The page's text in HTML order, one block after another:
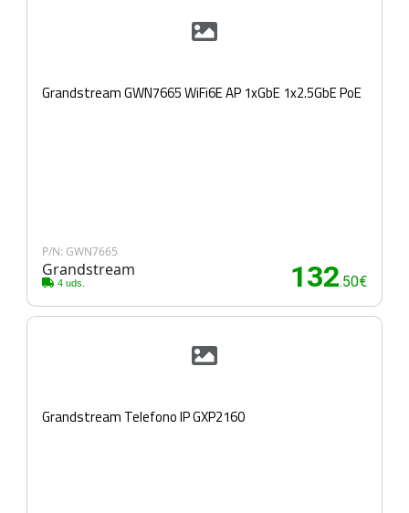
Grandstream GWN7665 WiFi6E AP 1xGbE 1x2.5GbE PoE
P/N: GWN7665
Grandstream
4 uds. 132.50€
Grandstream Telefono IP GXP2160